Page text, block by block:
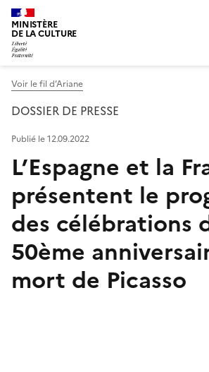
MINISTÈRE
DE LA CULTURE
Voir le fil d’Ariane
DOSSIER DE PRESSE
L’Espagne et la
présentent le
des célébrations
50ème
mort de Picasso
Publié le 12.09.2022